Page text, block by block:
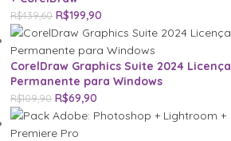
R$439,60 R$199,90
CorelDraw Graphics Suite 2024 Licença
Permanente para Windows
R$109,90 R$69,90